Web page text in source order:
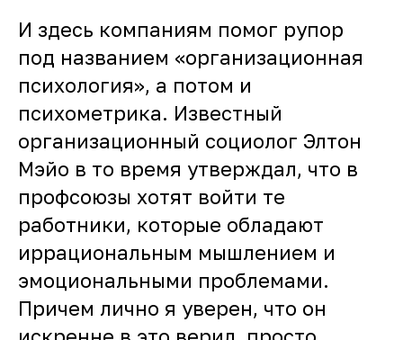
И здесь компаниям помог рупор
под названием «организационная
психология», а потом и
психометрика. Известный
организационный социолог Элтон
Мэйо в то время утверждал, что в
профсоюзы хотят войти те
работники, которые обладают
иррациональным мышлением и
эмоциональными проблемами.
Причем лично я уверен, что он